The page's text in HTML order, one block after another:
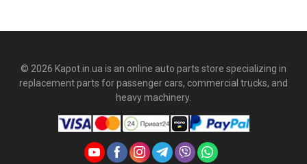
© 2026 Kapot.in.ua is an online auto parts store specializing in
replacement parts for passenger cars, commercial trucks, and
heavy machinery.